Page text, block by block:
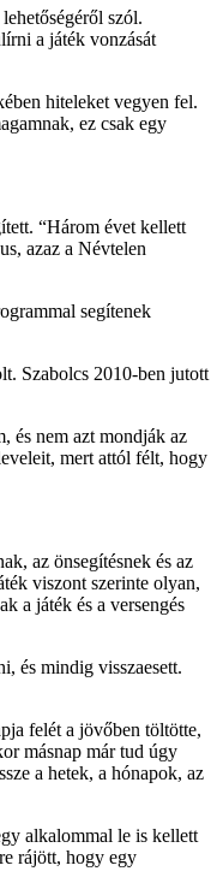
szól.
a játék vonzását
hiteleket vegyen fel.
ez csak egy
“Három évet kellett
azaz a Névtelen
segítenek
Szabolcs 2010-ben jutott
és nem azt mondják az
mert attól félt, hogy
az önsegítésnek és az
viszont szerinte olyan,
a játék és a versengés
és mindig visszaesett.
felét a jövőben töltötte,
másnap már tud úgy
a hetek, a hónapok, az
alkalommal le is kellett
rájött, hogy egy